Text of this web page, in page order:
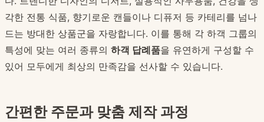
각한 전통 식품, 향기로운 캔들이나 디퓨저 등 카테리를 넘나
드는 방대한 상품군을 자랑합니다. 이를 통해 각 하객 그룹의
특성에 맞는 여러 종류의 하객 답례품을 유연하게 구성할 수
있어 모두에게 최상의 만족감을 선사할 수 있습니다.
간편한 주문과 맞춤 제작 과정